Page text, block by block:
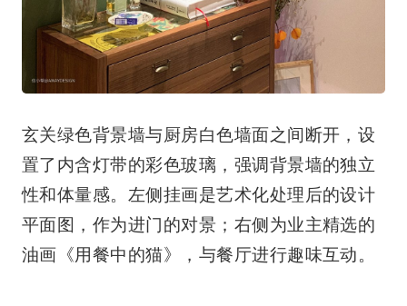
玄关绿色背景墙与厨房白色墙面之间断开，设
置了内含灯带的彩色玻璃，强调背景墙的独立
性和体量感。左侧挂画是艺术化处理后的设计
平面图，作为进门的对景；右侧为业主精选的
油画《用餐中的猫》，与餐厅进行趣味互动。